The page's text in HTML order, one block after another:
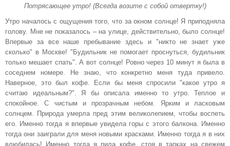
Потрясающее утро! (Всегда возите с собой отвертку!)
Утро началось с ощущения того, что за окном солнце! Я приподняла
голову. Мне не показалось – на улице, действительно, было солнце!
Впервые за все наше пребывание здесь и "никто не знает уже
сколько" в Москве! "Будильник не помогает проснуться, будильник
только мешает спать". А вот солнце! Ровно через 10 минут я была в
соседнем номере. Не знаю, что конкретно меня туда привело.
Наверное, это был кофе. Если бы меня спросили "какое утро я
считаю идеальным?". Я бы описала именно то утро. Теплое и
спокойное. С чистым и прозрачным небом. Ярким и ласковым
солнцем. Природа умерла пред этим великолепием, чтобы воспеть
его. Именно тогда я впервые увидела горы с этого балкона. Именно
тогда они заиграли для меня новыми красками. Именно тогда я в них
влюбилась! Именно тогда я пила кофе, стоя в тапках на свежем